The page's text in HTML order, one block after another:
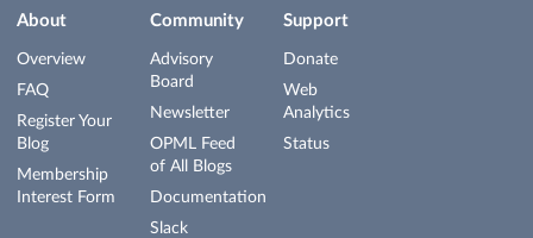
About
Overview
FAQ
Register Your
Blog
Membership
Interest Form
Community
Advisory
Board
Newsletter
OPML Feed
of All Blogs
Documentation
Slack
Support
Donate
Web
Analytics
Status